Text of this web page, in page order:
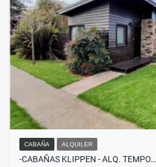
CABAÑA ALQUILER
-CABAÑAS KLIPPEN - ALQ. TEMPO…